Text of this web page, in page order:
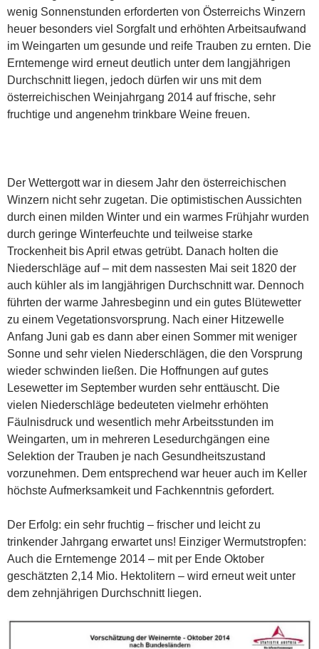
wenig Sonnenstunden erforderten von Österreichs Winzern
heuer besonders viel Sorgfalt und erhöhten Arbeitsaufwand
im Weingarten um gesunde und reife Trauben zu ernten. Die
Erntemenge wird erneut deutlich unter dem langjährigen
Durchschnitt liegen, jedoch dürfen wir uns mit dem
österreichischen Weinjahrgang 2014 auf frische, sehr
fruchtige und angenehm trinkbare Weine freuen.
Der Wettergott war in diesem Jahr den österreichischen
Winzern nicht sehr zugetan. Die optimistischen Aussichten
durch einen milden Winter und ein warmes Frühjahr wurden
durch geringe Winterfeuchte und teilweise starke
Trockenheit bis April etwas getrübt. Danach holten die
Niederschläge auf – mit dem nassesten Mai seit 1820 der
auch kühler als im langjährigen Durchschnitt war. Dennoch
führten der warme Jahresbeginn und ein gutes Blütewetter
zu einem Vegetationsvorsprung. Nach einer Hitzewelle
Anfang Juni gab es dann aber einen Sommer mit weniger
Sonne und sehr vielen Niederschlägen, die den Vorsprung
wieder schwinden ließen. Die Hoffnungen auf gutes
Lesewetter im September wurden sehr enttäuscht. Die
vielen Niederschläge bedeuteten vielmehr erhöhten
Fäulnisdruck und wesentlich mehr Arbeitsstunden im
Weingarten, um in mehreren Lesedurchgängen eine
Selektion der Trauben je nach Gesundheitszustand
vorzunehmen. Dem entsprechend war heuer auch im Keller
höchste Aufmerksamkeit und Fachkenntnis gefordert.
Der Erfolg: ein sehr fruchtig – frischer und leicht zu
trinkender Jahrgang erwartet uns! Einziger Wermutstropfen:
Auch die Erntemenge 2014 – mit per Ende Oktober
geschätzten 2,14 Mio. Hektolitern – wird erneut weit unter
dem zehnjährigen Durchschnitt liegen.